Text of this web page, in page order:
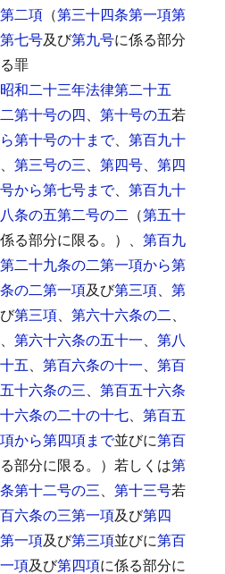
第二項 （第三十四条第一項第
第七号及び第九号に係る部分
罪
和二十三年法律第二十五
第十号の四、 第十号の五若
第十号の十まで、 第百九十
、 第三号の三、 第四号、 第四
から第七号まで、 第百九十
条の五第二号の二 （第五十
る部分に限る。）、 第百九
第二十九条の二第一項から第
の二第一項及び第三項、 第
第三項、 第六十六条の二、
、 第六十六条の五十一、 第八
五、 第百六条の十一、 第百
十六条の三、 第百五十六条
六条の二十の十七、 第百五
から第四項まで並びに第百
部分に限る。）若しくは第
第十二号の三、 第十三号若
六条の三第一項及び第四
一項及び第三項並びに第百
項及び第四項に係る部分に